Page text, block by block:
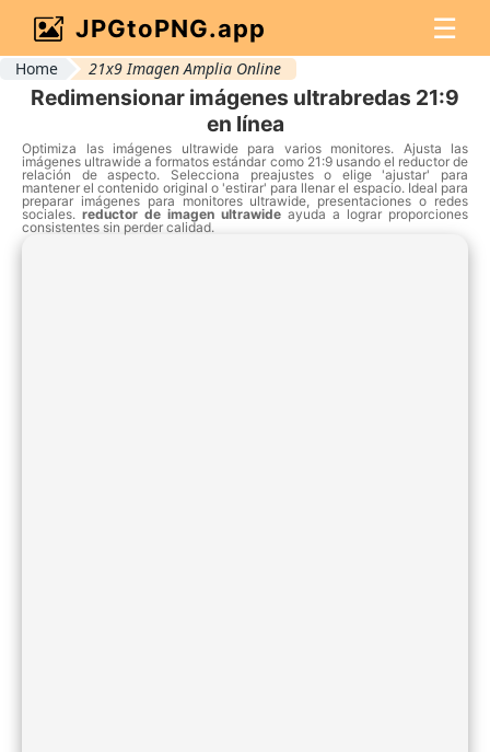
JPGtoPNG.app ☰
Home 21x9 Imagen Amplia Online
Redimensionar imágenes ultrabredas 21:9
en línea
Optimiza las imágenes ultrawide para varios monitores. Ajusta las
imágenes ultrawide a formatos estándar como 21:9 usando el reductor de
relación de aspecto. Selecciona preajustes o elige 'ajustar' para
mantener el contenido original o 'estirar' para llenar el espacio. Ideal para
preparar imágenes para monitores ultrawide, presentaciones o redes
sociales. reductor de imagen ultrawide ayuda a lograr proporciones
consistentes sin perder calidad.